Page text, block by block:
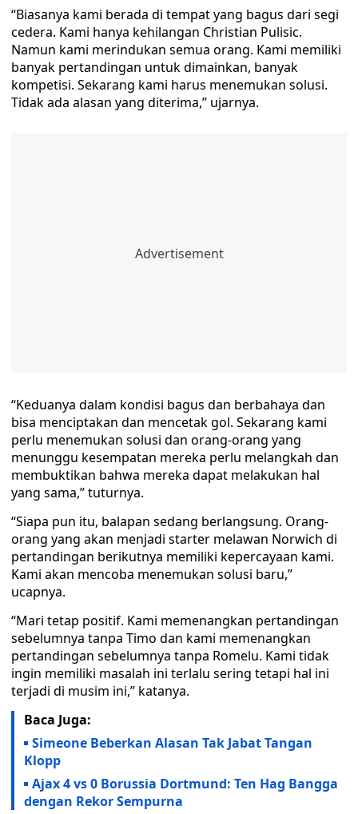
“Biasanya kami berada di tempat yang bagus dari segi
cedera. Kami hanya kehilangan Christian Pulisic.
Namun kami merindukan semua orang. Kami memiliki
banyak pertandingan untuk dimainkan, banyak
kompetisi. Sekarang kami harus menemukan solusi.
Tidak ada alasan yang diterima,” ujarnya.
“Keduanya dalam kondisi bagus dan berbahaya dan
bisa menciptakan dan mencetak gol. Sekarang kami
perlu menemukan solusi dan orang-orang yang
menunggu kesempatan mereka perlu melangkah dan
membuktikan bahwa mereka dapat melakukan hal
yang sama,” tuturnya.
“Siapa pun itu, balapan sedang berlangsung. Orang-
orang yang akan menjadi starter melawan Norwich di
pertandingan berikutnya memiliki kepercayaan kami.
Kami akan mencoba menemukan solusi baru,”
ucapnya.
“Mari tetap positif. Kami memenangkan pertandingan
sebelumnya tanpa Timo dan kami memenangkan
pertandingan sebelumnya tanpa Romelu. Kami tidak
ingin memiliki masalah ini terlalu sering tetapi hal ini
terjadi di musim ini,” katanya.
Baca Juga:
Simeone Beberkan Alasan Tak Jabat Tangan
Klopp
Ajax 4 vs 0 Borussia Dortmund: Ten Hag Bangga
dengan Rekor Sempurna